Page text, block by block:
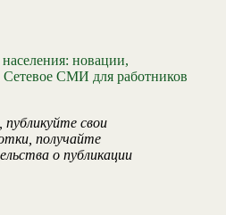
новации,
Сетевое СМИ для работников
свои
получайте
о публикации